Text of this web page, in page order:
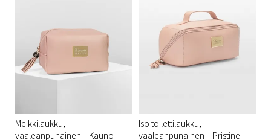
Meikkilaukku,
vaaleanpunainen – Kauno
Iso toilettilaukku,
vaaleanpunainen – Pristine